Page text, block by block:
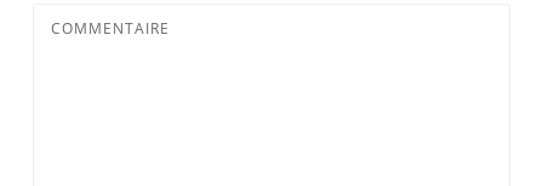
COMMENTAIRE